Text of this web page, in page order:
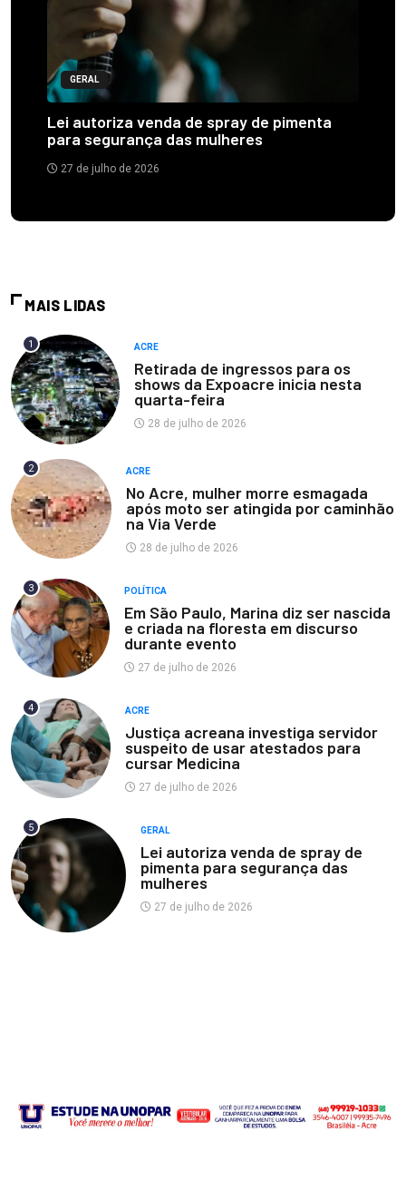
GERAL
Lei autoriza venda de spray de pimenta
para segurança das mulheres
27 de julho de 2026
MAIS LIDAS
1 ACRE
Retirada de ingressos para os
shows da Expoacre inicia nesta
quarta-feira
28 de julho de 2026
2 ACRE
No Acre, mulher morre esmagada
após moto ser atingida por caminhão
na Via Verde
28 de julho de 2026
3 POLÍTICA
Em São Paulo, Marina diz ser nascida
e criada na floresta em discurso
durante evento
27 de julho de 2026
4 ACRE
Justiça acreana investiga servidor
suspeito de usar atestados para
cursar Medicina
27 de julho de 2026
5 GERAL
Lei autoriza venda de spray de
pimenta para segurança das
mulheres
27 de julho de 2026